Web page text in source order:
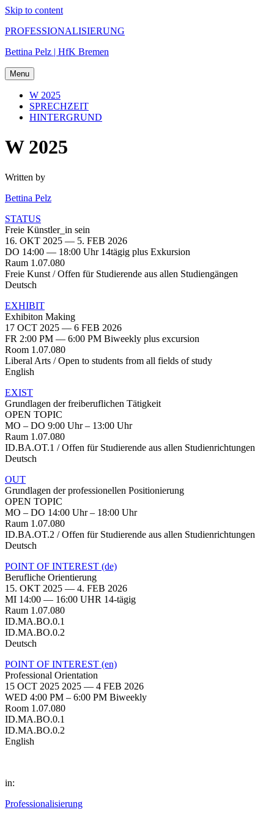
Skip to content
PROFESSIONALISIERUNG
Bettina Pelz | HfK Bremen
Menu
W 2025
SPRECHZEIT
HINTERGRUND
W 2025
Written by
Bettina Pelz
STATUS
Freie Künstler_in sein
16. OKT 2025 — 5. FEB 2026
DO 14:00 — 18:00 Uhr 14tägig plus Exkursion
Raum 1.07.080
Freie Kunst / Offen für Studierende aus allen Studiengängen
Deutsch
EXHIBIT
Exhibiton Making
17 OCT 2025 — 6 FEB 2026
FR 2:00 PM — 6:00 PM Biweekly plus excursion
Room 1.07.080
Liberal Arts / Open to students from all fields of study
English
EXIST
Grundlagen der freiberuflichen Tätigkeit
OPEN TOPIC
MO – DO 9:00 Uhr – 13:00 Uhr
Raum 1.07.080
ID.BA.OT.1 / Offen für Studierende aus allen Studienrichtungen
Deutsch
OUT
Grundlagen der professionellen Positionierung
OPEN TOPIC
MO – DO 14:00 Uhr – 18:00 Uhr
Raum 1.07.080
ID.BA.OT.2 / Offen für Studierende aus allen Studienrichtungen
Deutsch
POINT OF INTEREST (de)
Berufliche Orientierung
15. OKT 2025 — 4. FEB 2026
MI 14:00 — 16:00 UHR 14-tägig
Raum 1.07.080
ID.MA.BO.0.1
ID.MA.BO.0.2
Deutsch
POINT OF INTEREST (en)
Professional Orientation
15 OCT 2025 2025 — 4 FEB 2026
WED 4:00 PM – 6:00 PM Biweekly
Room 1.07.080
ID.MA.BO.0.1
ID.MA.BO.0.2
English
in:
Professionalisierung